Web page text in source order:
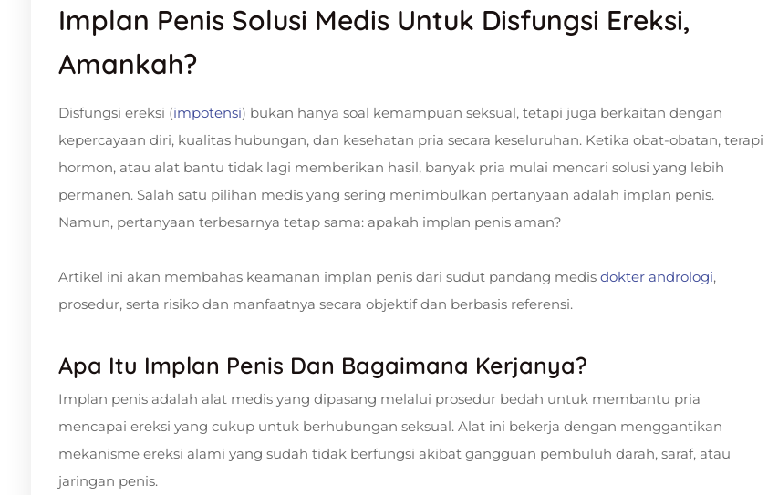
Implan Penis Solusi Medis Untuk Disfungsi Ereksi,
Amankah?
Disfungsi ereksi (impotensi) bukan hanya soal kemampuan seksual, tetapi juga berkaitan dengan
kepercayaan diri, kualitas hubungan, dan kesehatan pria secara keseluruhan. Ketika obat-obatan, terapi
hormon, atau alat bantu tidak lagi memberikan hasil, banyak pria mulai mencari solusi yang lebih
permanen. Salah satu pilihan medis yang sering menimbulkan pertanyaan adalah implan penis.
Namun, pertanyaan terbesarnya tetap sama: apakah implan penis aman?
Artikel ini akan membahas keamanan implan penis dari sudut pandang medis dokter andrologi,
prosedur, serta risiko dan manfaatnya secara objektif dan berbasis referensi.
Apa Itu Implan Penis Dan Bagaimana Kerjanya?
Implan penis adalah alat medis yang dipasang melalui prosedur bedah untuk membantu pria
mencapai ereksi yang cukup untuk berhubungan seksual. Alat ini bekerja dengan menggantikan
mekanisme ereksi alami yang sudah tidak berfungsi akibat gangguan pembuluh darah, saraf, atau
jaringan penis.